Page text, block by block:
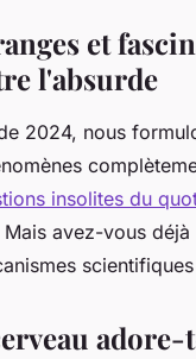
et
l'absurde
2024, nous
insolites du
avez-vous